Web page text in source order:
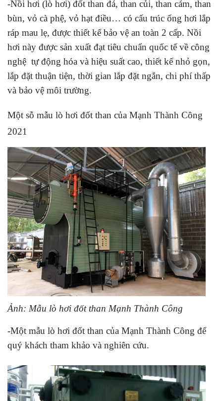
-Nồi hơi (lò hơi) đốt than đá, than củi, than cám, than
bùn, vỏ cà phệ, vỏ hạt điều… có cấu trúc ống hơi lắp
ráp mau lẹ, được thiết kế bảo vệ an toàn 2 cấp. Nồi
hơi này được sản xuất đạt tiêu chuẩn quốc tế về công
nghệ tự động hóa và hiệu suất cao, thiết kế nhỏ gọn,
lắp đặt thuận tiện, thời gian lắp đặt ngắn, chi phí thấp
và bảo vệ môi trường.
Một sỗ mẫu lò hơi đốt than của Mạnh Thành Công
2021
Ảnh: Mẫu lò hơi đốt than Mạnh Thành Công
-Một mẫu lò hơi đốt than của Mạnh Thành Công để
quý khách tham khảo và nghiên cứu.